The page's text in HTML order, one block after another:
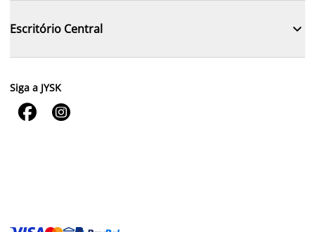
Escritório Central 
Siga a JYSK
 